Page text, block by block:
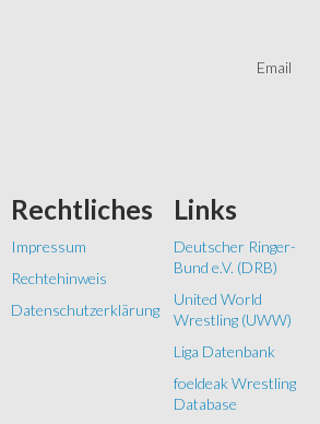
Email
Rechtliches
Impressum
Rechtehinweis
Datenschutzerklärung
Links
Deutscher Ringer-
Bund e.V. (DRB)
United World
Wrestling (UWW)
Liga Datenbank
foeldeak Wrestling
Database